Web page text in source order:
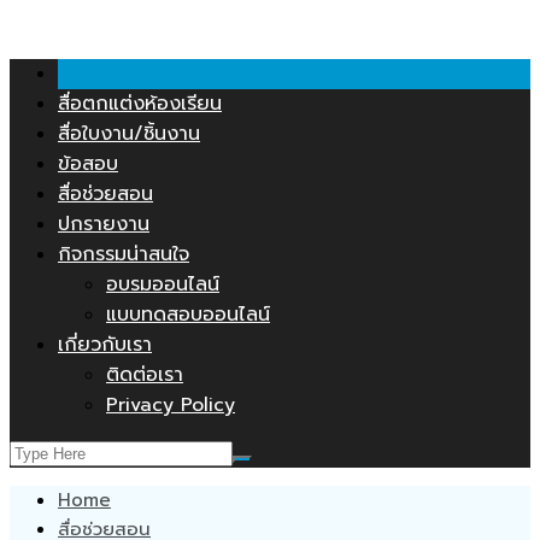
content
สื่อตกแต่งห้องเรียน
สื่อใบงาน/ชิ้นงาน
ข้อสอบ
สื่อช่วยสอน
ปกรายงาน
กิจกรรมน่าสนใจ
อบรมออนไลน์
แบบทดสอบออนไลน์
เกี่ยวกับเรา
ติดต่อเรา
Privacy Policy
Home
สื่อช่วยสอน